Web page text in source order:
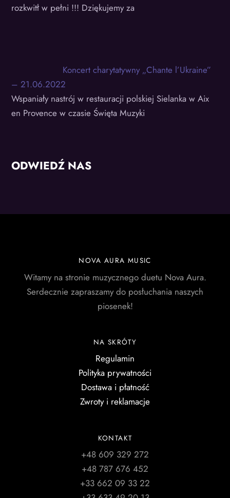
rozkwitł w pełni !!! Dziękujemy za
Koncert charytatywny „Chante l’Ukraine”
– 21.06.2022
Wspaniały nastrój w restauracji polskiej Sielanka w Aix
en Provence w czasie Święta Muzyki
ODWIEDŹ NAS
NOVA AURA MUSIC
Witamy na stronie muzycznego duetu Nova Aura.
Serdecznie zapraszamy do posłuchania naszych
piosenek!
NA SKRÓTY
Regulamin
Polityka prywatności
Dostawa i płatność
Zwroty i reklamacje
KONTAKT
+48 609 329 272
+48 787 676 452
+33 662 09 33 22